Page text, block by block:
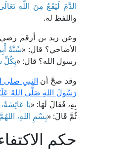
الدَّمَ لَيَقَعُ مِنَ اللَّهِ
واللفظ له.
وعن زيد بن أرقم
الأضاحي؟ قال: «سُنَّةُ
رسول الله؟ قال: «بِكُلِّ
وقد صحَّ أن النبي صلى
رَسُولَ اللهِ صَلَّى اللهُ
بِهِ، فَقَالَ لَهَا: «يَا
ثُمَّ قَالَ: «بِسْمِ اللهِ،
حكم